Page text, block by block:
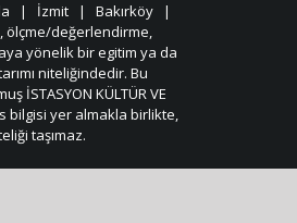
| İzmit | Bakırköy |
ölçme/değerlendirme,
yönelik bir egitim ya da
niteliğindedir. Bu
İSTASYON KÜLTÜR VE
bilgisi yer almakla birlikte,
taşımaz.